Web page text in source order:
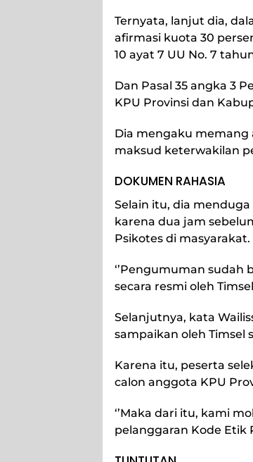
Ternyata, lanjut dia,
afirmasi kuota 30
10 ayat 7 UU No. 7
Dan Pasal 35 angka 3
KPU Provinsi dan
Dia mengaku memang
maksud keterwakilan
DOKUMEN RAHASIA
Selain itu, dia
karena dua jam
Psikotes di
‘’Pengumuman sudah
secara resmi oleh
Selanjutnya, kata
sampaikan oleh Timsel
Karena itu, peserta
calon anggota KPU
‘’Maka dari itu, kami
pelanggaran Kode Etik